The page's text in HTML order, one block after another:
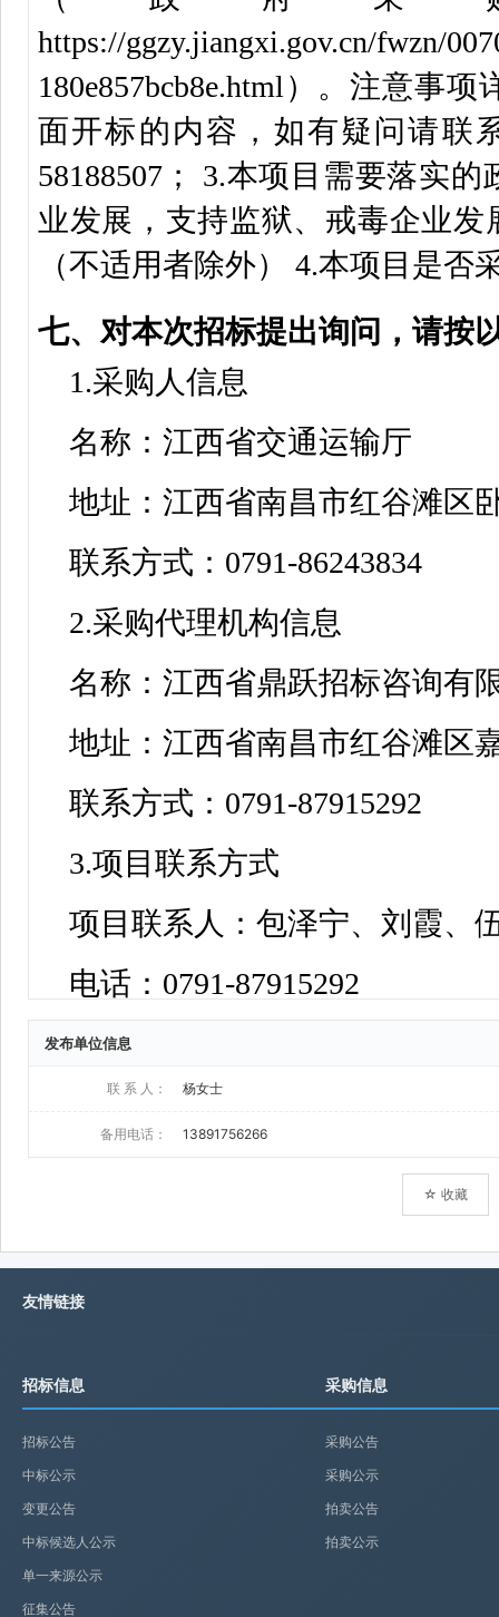
发布单位信息
联 系 人： 杨女士
备用电话： 13891756266
☆ 收藏
友情链接
招标信息
招标公告
中标公示
变更公告
中标候选人公示
单一来源公示
征集公告
采购信息
采购公告
采购公示
拍卖公告
拍卖公示